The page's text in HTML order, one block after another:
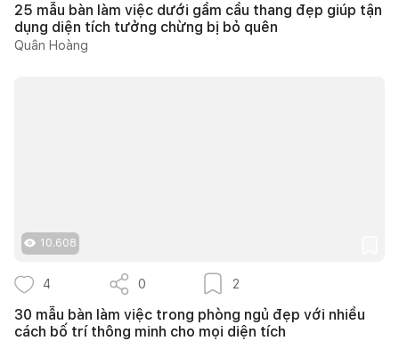
25 mẫu bàn làm việc dưới gầm cầu thang đẹp giúp tận
dụng diện tích tưởng chừng bị bỏ quên
Quân Hoàng
10.608
4 0 2
30 mẫu bàn làm việc trong phòng ngủ đẹp với nhiều
cách bố trí thông minh cho mọi diện tích